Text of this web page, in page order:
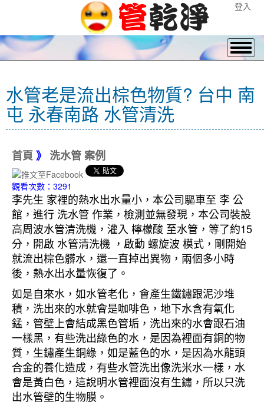
登入
水管老是流出棕色物質? 台中 南
屯 永春南路 水管清洗
首頁 》 洗水管 案例
觀看次數：3291
李先生 家裡的熱水出水量小，本公司驅車至 李 公
館，進行 洗水管 作業，檢測並無發現，本公司裝設
高周波水管清洗機，灌入 檸檬酸 至水管，等了約15
分，開啟 水管清洗機 ，啟動 螺旋波 模式，剛開始
就流出棕色髒水，還一直掉出異物，兩個多小時
後，熱水出水量恢復了。
如是自來水，如水管老化，會產生鐵鏽跟泥沙堆
積，洗出來的水就會是咖啡色，地下水含有氧化
錳，管壁上會結成黑色管垢，洗出來的水會跟石油
一樣黑，有些洗出綠色的水，是因為裡面有銅的物
質，生鏽產生銅綠，如是藍色的水，是因為水龍頭
合金的養化造成，有些水管洗出像洗米水一樣，水
會是黃白色，這說明水管裡面沒有生鏽，所以只洗
出水管壁的生物膜。